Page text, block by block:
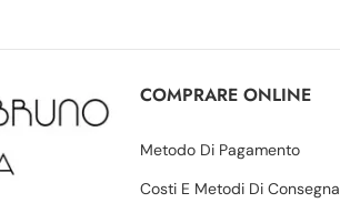
COMPRARE ONLINE
Metodo Di Pagamento
Costi E Metodi Di Consegna